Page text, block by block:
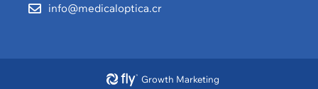
info@medicaloptica.cr
Growth Marketing